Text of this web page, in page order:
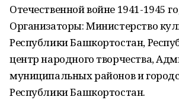
Отечественной войне 1941-1945
Организаторы: Министерство
Республики Башкортостан,
центр народного творчества,
муниципальных районов и
Республики Башкортостан.